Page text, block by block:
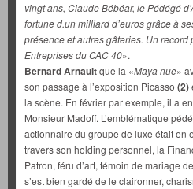
vingt ans, Claude Bébéar, le Pédégé
fortune d.un milliard d’euros grâce à
présence et autres gâteries. Un
Entreprises du CAC 40».
BernardArnaultque la «Maya nue»
son passage à l’exposition Picasso (2)
la scène. En février par exemple, il a
Monsieur Madoff. L’emblématique
actionnaire du groupe de luxe était en
travers son holding personnel, la
Patron, féru d’art, témoin de mariage
s’est bien gardé de le claironner,